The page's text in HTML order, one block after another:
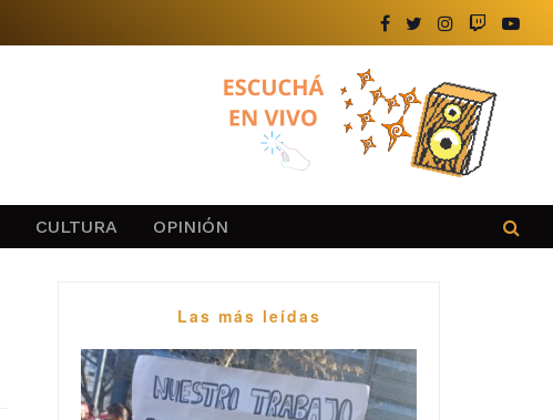
CULTURA OPINIÓN
Las más leídas